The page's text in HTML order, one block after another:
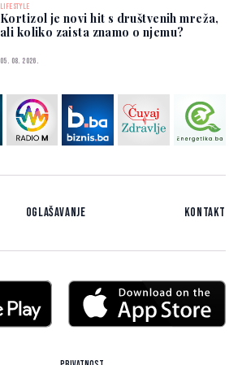
LIFESTYLE
Kortizol je novi hit s društvenih mreža,
ali koliko zaista znamo o njemu?
05. 08. 2026.
Oglašavanje Kontakt